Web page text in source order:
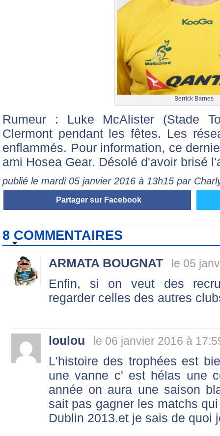
Berrick Barnes
Rumeur : Luke McAlister (Stade
Clermont pendant les fêtes. Les
enflammés. Pour information, ce
ami Hosea Gear. Désolé d'avoir brisé
publié le mardi 05 janvier 2016 à 13h15 par
Partager sur Facebook
8 COMMENTAIRES
ARMATA BOUGNAT le 05
Enfin, si on veut des
regarder celles des autres
loulou le 06 janvier 2016 à
L'histoire des trophées est
une vanne c' est hélas une
année on aura une saison
sait pas gagner les matchs
Dublin 2013.et je sais de quoi